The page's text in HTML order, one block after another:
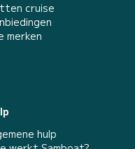
cruise
merken
hulp